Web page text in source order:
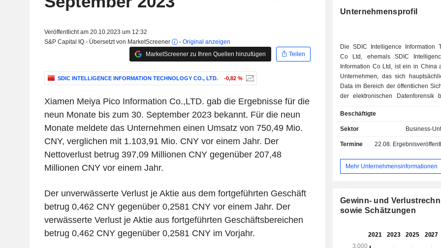
Veröffentlicht am 20.10.2023 um 12:32
S&P Capital IQ - Übersetzt von MarketScreener
- Original anzeigen
MarketScreener zu Ihren Quellen hinzufügen
Teilen
SDIC INTELLIGENCE INFORMATION TECHNOLOGY CO., LTD. -0,82 %
Xiamen Meiya Pico Information Co.,LTD. gab die Ergebnisse für die
neun Monate bis zum 30. September 2023 bekannt. Für die neun
Monate meldete das Unternehmen einen Umsatz von 750,49 Mio.
CNY, verglichen mit 1.103,91 Mio. CNY vor einem Jahr. Der
Nettoverlust betrug 397,09 Millionen CNY gegenüber 207,48
Millionen CNY vor einem Jahr.
Der unverwässerte Verlust je Aktie aus dem fortgeführten Geschäft
betrug 0,462 CNY gegenüber 0,2581 CNY vor einem Jahr. Der
verwässerte Verlust je Aktie aus fortgeführten Geschäftsbereichen
betrug 0,462 CNY gegenüber 0,2581 CNY im Vorjahr.
Unternehmensprofil
Die SDIC Intelligence Information
Co Ltd, ehemals SDIC
Information Co Ltd, ist ein in China
Unternehmen, das sich
Data im Bereich der öffentlichen
der elektronischen Datenforensik
Unternehmens zählen Big Data im
öffentlichen Sicherheit,
neue Smart Cities. Das
die Bereiche Cybersicherheit,
Polizeiarbeit und intelligente
Datenerfassung, Ermittlungen
forensische Laboranalysen. Das
Strafverfolgung,
Datensicherheit in
Beschäftigte
Sektor Business-
Termine 22.08.
Mehr Unternehmensinformationen
Gewinn- und
sowie Schätzungen